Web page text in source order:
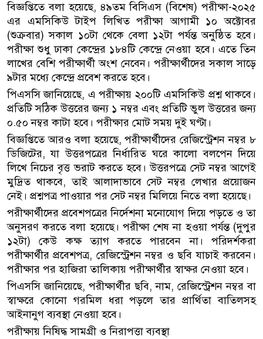
বিজ্ঞপ্তিতে বলা হয়েছে, ৪৯তম বিসিএস (বিশেষ) পরীক্ষা-২০২৫
এর এমসিকিউ টাইপ লিখিত পরীক্ষা আগামী ১০ অক্টোবর
(শুক্রবার) সকাল ১০টা থেকে বেলা ১২টা পর্যন্ত অনুষ্ঠিত হবে।
পরীক্ষা শুধু ঢাকা কেন্দ্রের ১৮৪টি কেন্দ্রে নেওয়া হবে। এতে তিন
লাখের বেশি পরীক্ষার্থী অংশ নেবেন। পরীক্ষার্থীদের সকাল সাড়ে
৯টার মধ্যে কেন্দ্রে প্রবেশ করতে হবে।
পিএসসি জানিয়েছে, এ পরীক্ষায় ২০০টি এমসিকিউ প্রশ্ন থাকবে।
প্রতিটি সঠিক উত্তরের জন্য ১ নম্বর এবং প্রতিটি ভুল উত্তরের জন্য
০.৫০ নম্বর কাটা হবে। পরীক্ষার মোট সময় দুই ঘণ্টা।
বিজ্ঞপ্তিতে আরও বলা হয়েছে, পরীক্ষার্থীদের রেজিস্ট্রেশন নম্বর ৮
ডিজিটের, যা উত্তরপত্রের নির্ধারিত ঘরে কালো বলপেন দিয়ে
লিখে নিচের বৃত্ত ভরাট করতে হবে। উত্তরপত্রে সেট নম্বর আগেই
মুদ্রিত থাকবে, তাই আলাদাভাবে সেট নম্বর লেখার প্রয়োজন
নেই। প্রশ্নপত্র পাওয়ার পর সেট নম্বর মিলিয়ে নিতে বলা হয়েছে।
পরীক্ষার্থীদের প্রবেশপত্রের নির্দেশনা মনোযোগ দিয়ে পড়তে ও তা
অনুসরণ করতে বলা হয়েছে। পরীক্ষা শেষ না হওয়া পর্যন্ত (দুপুর
১২টা) কেউ কক্ষ ত্যাগ করতে পারবেন না। পরিদর্শকরা
পরীক্ষার্থীর প্রবেশপত্র, রেজিস্ট্রেশন নম্বর ও ছবি যাচাই করবেন।
পরীক্ষার পর হাজিরা তালিকায় পরীক্ষার্থীর স্বাক্ষর নেওয়া হবে।
পিএসসি জানিয়েছে, পরীক্ষার্থীর ছবি, নাম, রেজিস্ট্রেশন নম্বর বা
স্বাক্ষরে কোনো গরমিল ধরা পড়লে তার প্রার্থিতা বাতিলসহ
আইনানুগ ব্যবস্থা নেওয়া হবে।
পরীক্ষায় নিষিদ্ধ সামগ্রী ও নিরাপত্তা ব্যবস্থা